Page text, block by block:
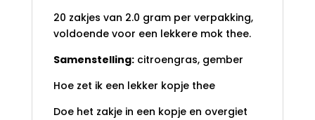
20 zakjes van 2.0 gram per verpakking,
voldoende voor een lekkere mok thee.
Samenstelling:citroengras, gember
Hoe zet ik een lekker kopje thee
Doe het zakje in een kopje en overgiet